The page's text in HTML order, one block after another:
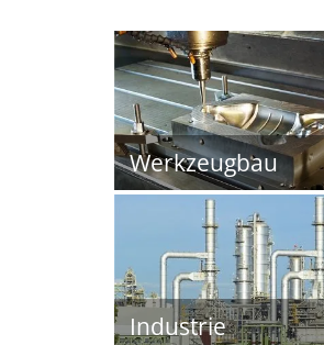
Werkzeugbau
Industrie